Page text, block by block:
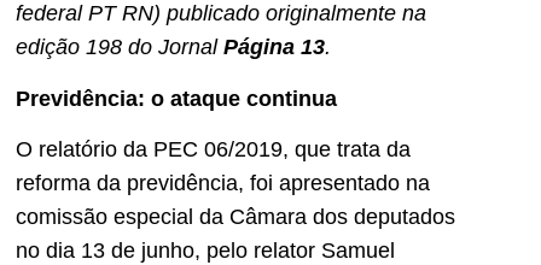
federal PT RN) publicado originalmente na
edição 198 do Jornal Página 13.
Previdência: o ataque continua
O relatório da PEC 06/2019, que trata da
reforma da previdência, foi apresentado na
comissão especial da Câmara dos deputados
no dia 13 de junho, pelo relator Samuel